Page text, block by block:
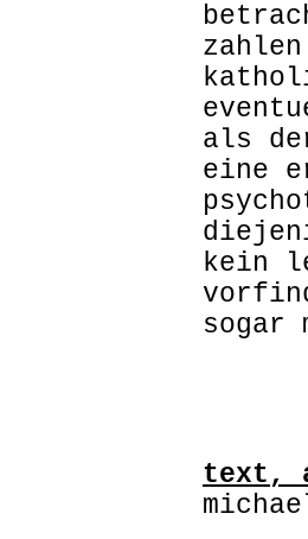
als
eine
kein
sogar
text,